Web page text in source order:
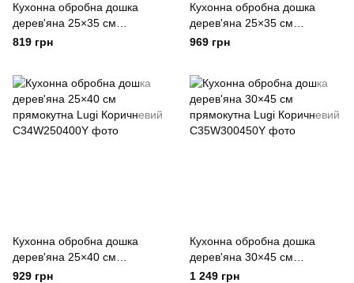
Кухонна обробна дошка
дерев'яна 25×35 см
прямокутна Lugi Коричневий
819 грн
Кухонна обробна дошка
дерев'яна 25×35 см
прямокутна Lugi Коричневий
969 грн
Кухонна обробна дошка
дерев'яна 25×40 см
прямокутна Lugi Коричневий
929 грн
Кухонна обробна дошка
дерев'яна 30×45 см
прямокутна Lugi Коричневий
1 249 грн